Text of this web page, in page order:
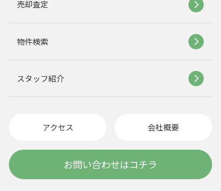
売却査定
物件検索
スタッフ紹介
アクセス 会社概要
お問い合わせはコチラ